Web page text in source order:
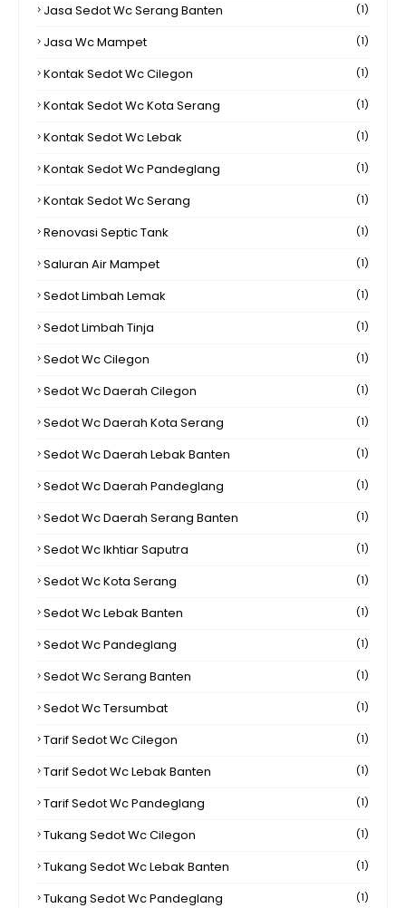
Jasa Sedot Wc Serang Banten (1)
Jasa Wc Mampet (1)
Kontak Sedot Wc Cilegon (1)
Kontak Sedot Wc Kota Serang (1)
Kontak Sedot Wc Lebak (1)
Kontak Sedot Wc Pandeglang (1)
Kontak Sedot Wc Serang (1)
Renovasi Septic Tank (1)
Saluran Air Mampet (1)
Sedot Limbah Lemak (1)
Sedot Limbah Tinja (1)
Sedot Wc Cilegon (1)
Sedot Wc Daerah Cilegon (1)
Sedot Wc Daerah Kota Serang (1)
Sedot Wc Daerah Lebak Banten (1)
Sedot Wc Daerah Pandeglang (1)
Sedot Wc Daerah Serang Banten (1)
Sedot Wc Ikhtiar Saputra (1)
Sedot Wc Kota Serang (1)
Sedot Wc Lebak Banten (1)
Sedot Wc Pandeglang (1)
Sedot Wc Serang Banten (1)
Sedot Wc Tersumbat (1)
Tarif Sedot Wc Cilegon (1)
Tarif Sedot Wc Lebak Banten (1)
Tarif Sedot Wc Pandeglang (1)
Tukang Sedot Wc Cilegon (1)
Tukang Sedot Wc Lebak Banten (1)
Tukang Sedot Wc Pandeglang (1)